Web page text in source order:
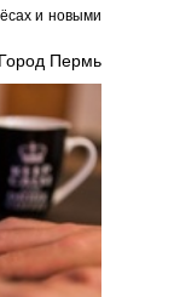
и новыми
Город Пермь